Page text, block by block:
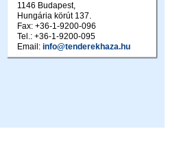
1146 Budapest,
Hungária körút 137.
Fax: +36-1-9200-096
Tel.: +36-1-9200-095
Email: info@tenderekhaza.hu